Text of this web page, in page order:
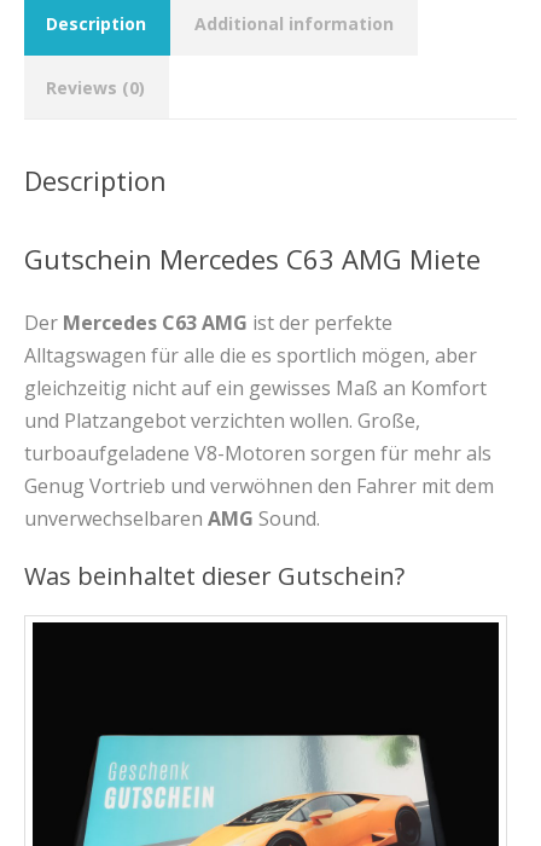
Description Additional information
Reviews (0)
Description
Gutschein Mercedes C63 AMG Miete
Der Mercedes C63 AMG ist der perfekte
Alltagswagen für alle die es sportlich mögen, aber
gleichzeitig nicht auf ein gewisses Maß an Komfort
und Platzangebot verzichten wollen. Große,
turboaufgeladene V8-Motoren sorgen für mehr als
Genug Vortrieb und verwöhnen den Fahrer mit dem
unverwechselbaren AMG Sound.
Was beinhaltet dieser Gutschein?